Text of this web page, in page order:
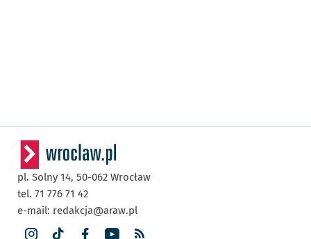
pl. Solny 14, 50-062 Wrocław
tel. 71 776 71 42
e-mail: redakcja@araw.pl